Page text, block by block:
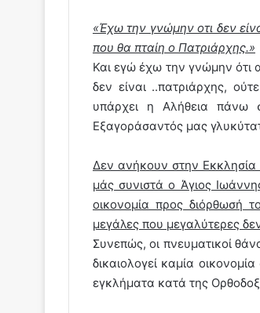
«Έχω την γνώμην οτι δεν
που θα πταίη ο Πατριάρχης.»
Και εγώ έχω την γνώμην ότι
δεν είναι ..πατριάρχης,
υπάρχει η Αλήθεια πάνω
Εξαγοράσαντός μας
Δεν ανήκουν στην Εκκλησία
μάς συνιστά ο Άγιος
οικονομία προς διόρθωσή
μεγάλες που μεγαλύτερες
Συνεπώς, οι πνευματικοί
δικαιολογεί καμία
εγκλήματα κατά της